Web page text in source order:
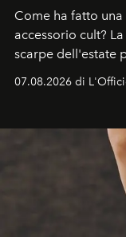
Come ha fatto
accessorio cult?
scarpe dell'estate
07.08.2026 di